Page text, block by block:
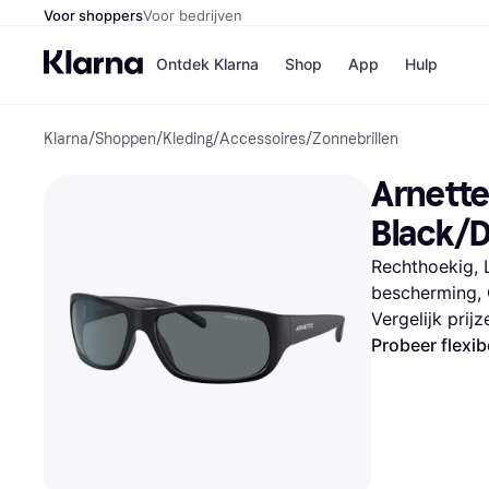
Voor shoppersVoor bedrijven
Ontdek Klarna Shop
Winkels
Bol
H&M
Kruidvat
App Hulp
Klarna/Shoppen/Kleding/Accessoires/Zonnebrillen
Arnette
Black/
Rechthoekig,
bescherming,
Vergelijk
Probeer